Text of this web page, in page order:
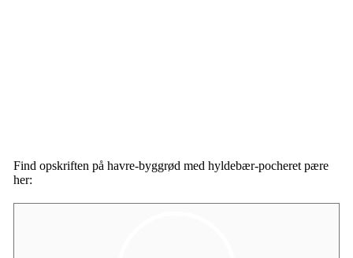
Find opskriften på havre-byggrød med hyldebær-pocheret pære
her: